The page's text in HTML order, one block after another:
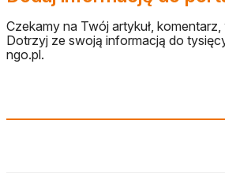
Czekamy na Twój artykuł,
Dotrzyj ze swoją informacją do
ngo.pl.